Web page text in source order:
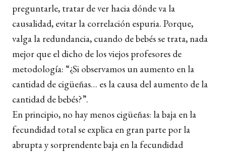
preguntarle, tratar de ver hacia dónde va la
causalidad, evitar la correlación espuria. Porque,
valga la redundancia, cuando de bebés se trata, nada
mejor que el dicho de los viejos profesores de
metodología: “¿Si observamos un aumento en la
cantidad de cigüeñas… es la causa del aumento de la
cantidad de bebés?”.
En principio, no hay menos cigüeñas: la baja en la
fecundidad total se explica en gran parte por la
abrupta y sorprendente baja en la fecundidad